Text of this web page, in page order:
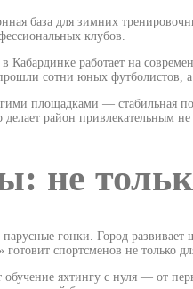
база для зимних
клубов.
работает на
сотни юных
площадками — стабильная
район привлекательным
не
гонки. Город
спортсменов не только
яхтингу с нуля — от